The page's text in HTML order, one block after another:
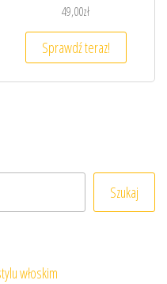
49,00zł
Sprawdź teraz!
Szukaj
włoskim